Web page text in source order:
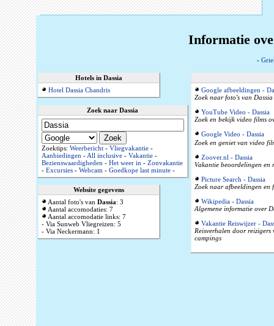
Informatie
-
Hotels in Dassia
Hotel Dassia Chandris
Zoek naar Dassia
Zoektips: Weerbericht- Vliegvakantie-
Aanbiedingen-All inclusive- Vakantie-
Bezienswaardigheden- Het weer in- Zonvakantie
- Excursies- Webcam- Goedkope last minute-
Website gegevens
Aantal foto's van Dassia: 3
Aantal accomodaties: 7
Aantal accomodatie links: 7
- Via Sunweb Vliegreizen: 5
- Via Neckermann: 1
Google afbeeldingen -
Zoek naar foto's van
YouTube Video - Dassia
Zoek en bekijk video films
Google Video - Dassia
Zoek en geniet van video
Zoover.nl - Dassia
Vakantie beoordelingen en
Picture Search - Dassia
Zoek naar afbeeldingen en
Wikipedia - Dassia
Algemene informatie over
Vakantie Reiswijzer -
Reisverhalen door reizigers
campings